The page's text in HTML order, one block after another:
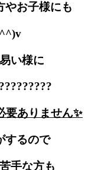
やお子様にも
い様に
要ありません✨
するので
手な方も